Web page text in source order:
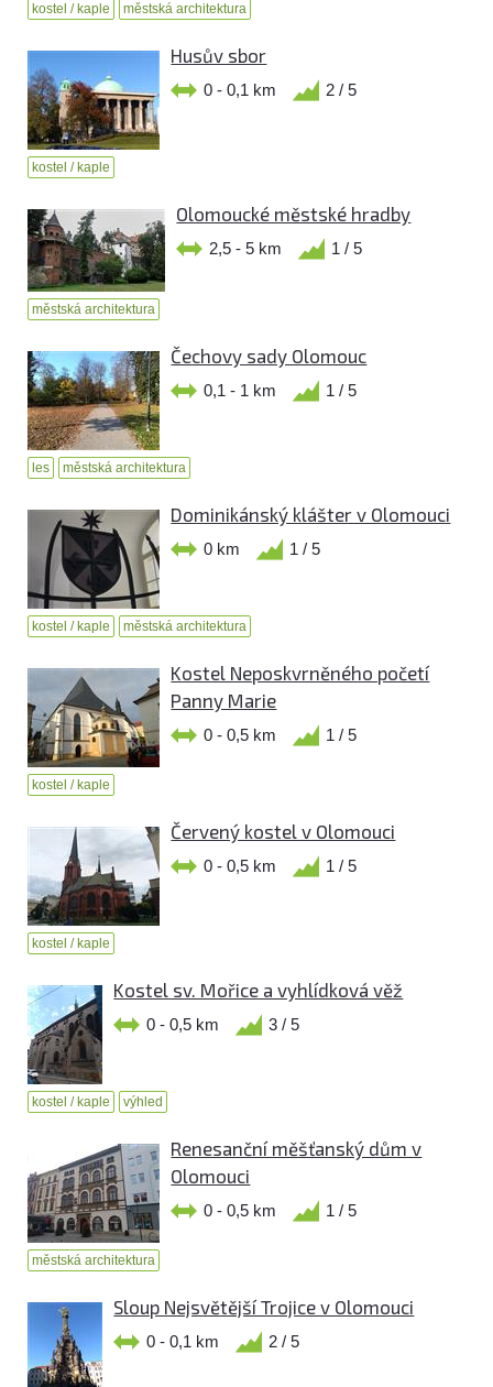
kostel / kaple městská architektura
Husův sbor
0 - 0,1 km 2 / 5
kostel / kaple
Olomoucké městské hradby
2,5 - 5 km 1 / 5
městská architektura
Čechovy sady Olomouc
0,1 - 1 km 1 / 5
les městská architektura
Dominikánský klášter v Olomouci
0 km 1 / 5
kostel / kaple městská architektura
Kostel Neposkvrněného početí
Panny Marie
0 - 0,5 km 1 / 5
kostel / kaple
Červený kostel v Olomouci
0 - 0,5 km 1 / 5
kostel / kaple
Kostel sv. Mořice a vyhlídková věž
0 - 0,5 km 3 / 5
kostel / kaple výhled
Renesanční měšťanský dům v
Olomouci
0 - 0,5 km 1 / 5
městská architektura
Sloup Nejsvětější Trojice v Olomouci
0 - 0,1 km 2 / 5